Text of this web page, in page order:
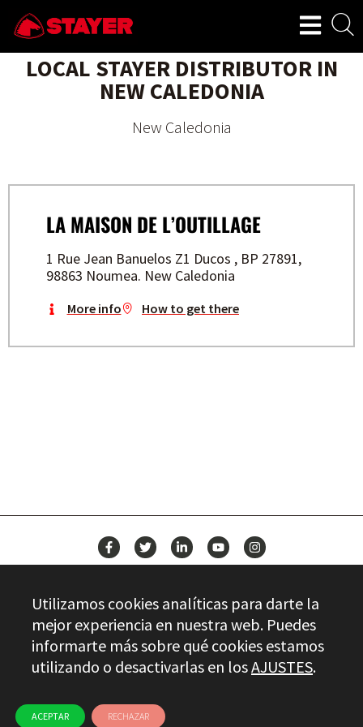
LOCAL STAYER DISTRIBUTOR IN
NEW CALEDONIA
New Caledonia
LA MAISON DE L’OUTILLAGE
1 Rue Jean Banuelos Z1 Ducos , BP 27891,
98863 Noumea. New Caledonia
More info How to get there
CONTACT
Stayer.es © 2026
ETHICAL CHANNEL
USE OF COOKIES
Utilizamos cookies analíticas para darte la
mejor experiencia en nuestra web. Puedes
informarte más sobre qué cookies estamos
utilizando o desactivarlas en losAJUSTES.
ACEPTAR RECHAZAR